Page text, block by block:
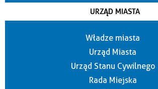
URZĄD MIASTA
Władze miasta
Urząd Miasta
Urząd Stanu Cywilnego
Rada Miejska